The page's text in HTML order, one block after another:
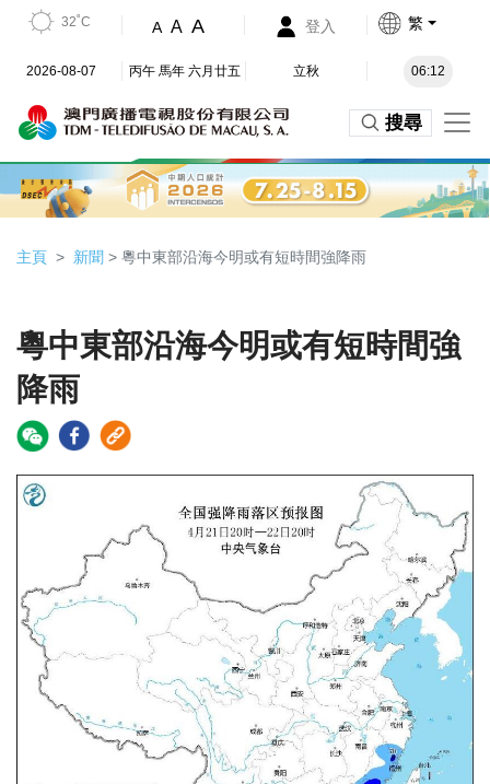
32˚C A A A 登入 繁
2026-08-07 丙午 馬年 六月廿五 立秋 06:12
搜尋
主頁 新聞 > 粵中東部沿海今明或有短時間強降雨
粵中東部沿海今明或有短時間強
降雨